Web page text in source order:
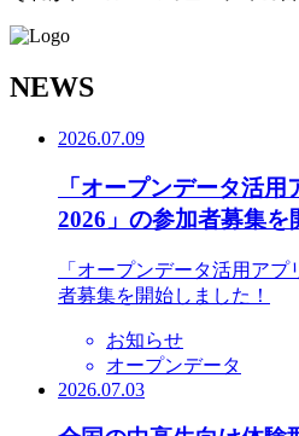
NEWS
2026.07.09
「オープンデータ活用
2026」の参加者募集を
「オープンデータ活用ア
者募集を開始しました！
お知らせ
オープンデータ
2026.07.03